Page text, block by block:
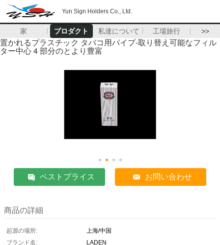
Yun Sign Holders Co., Ltd.
家 プロダクト 私達について 工場旅行 >>
置かれるプラスチック タバコ用パイプ-取り替え可能なフィル
ター中心 4 部分のとより豊富
ベストプライス お問い合わせ
商品の詳細
起源の場所:
上海/中国
ブランド名:
LADEN